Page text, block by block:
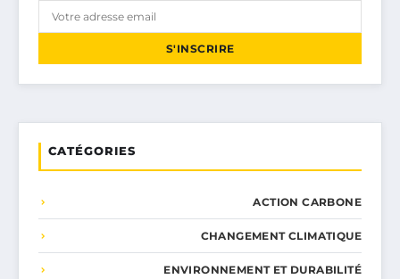
S'INSCRIRE
CATÉGORIES
ACTION CARBONE
CHANGEMENT CLIMATIQUE
ENVIRONNEMENT ET DURABILITÉ